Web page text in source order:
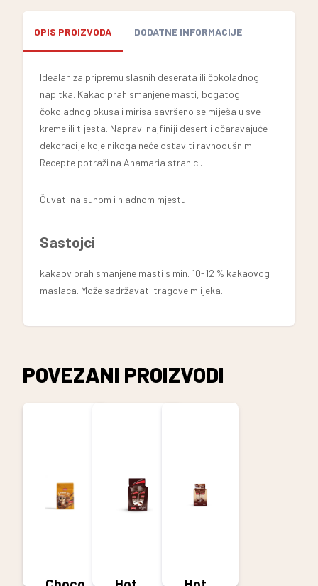
OPIS PROIZVODA DODATNE INFORMACIJE
Idealan za pripremu slasnih deserata ili čokoladnog
napitka. Kakao prah smanjene masti, bogatog
čokoladnog okusa i mirisa savršeno se miješa u sve
kreme ili tijesta. Napravi najfiniji desert i očaravajuće
dekoracije koje nikoga neće ostaviti ravnodušnim!
Recepte potraži na Anamaria stranici.
Čuvati na suhom i hladnom mjestu.
Sastojci
kakaov prah smanjene masti s min. 10-12 % kakaovog
maslaca. Može sadržavati tragove mlijeka.
POVEZANI PROIZVODI